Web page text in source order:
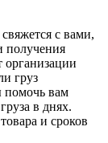
с вами,
получения
организации
груз
помочь вам
в днях.
и сроков